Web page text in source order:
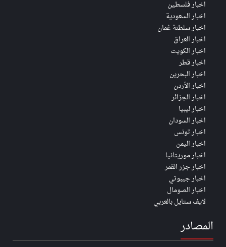
اخبار فلسطين
اخبار السعودية
اخبار سلطنة عُمان
اخبار العراق
اخبار الكويت
اخبار قطر
اخبار البحرين
اخبار الأردن
اخبار الجزائر
اخبار ليبيا
اخبار السودان
اخبار تونس
اخبار اليمن
اخبار موريتانيا
اخبار جزر القمر
اخبار جيبوتي
اخبار الصومال
لايف ستايل بالعربي
المصادر